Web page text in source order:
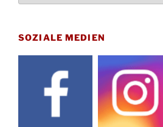
Uhr
Drabenderhöhe um 11:15
21.11.
Basar im Ev.
Katharinenball des
Stadtteilhaus um 19:00
Kinderbibeltag im Ev.
12 Uhr
SOZIALE MEDIEN